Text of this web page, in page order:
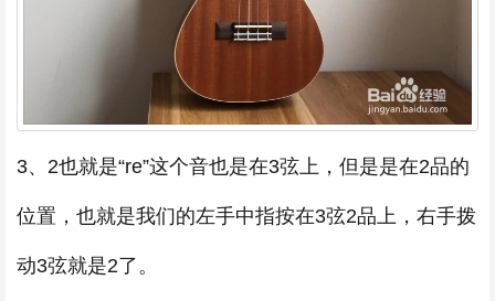
3、2也就是“re”这个音也是在3弦上，但是是在2品的
位置，也就是我们的左手中指按在3弦2品上，右手拨
动3弦就是2了。